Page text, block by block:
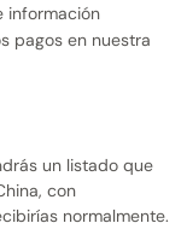
información
pagos en nuestra
un listado que
con
normalmente.